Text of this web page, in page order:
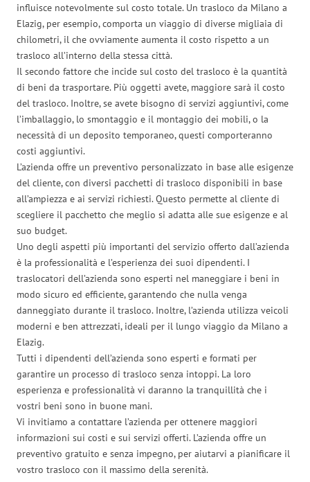
influisce notevolmente sul costo totale. Un trasloco da Milano a
Elazig, per esempio, comporta un viaggio di diverse migliaia di
chilometri, il che ovviamente aumenta il costo rispetto a un
trasloco all’interno della stessa città.
Il secondo fattore che incide sul costo del trasloco è la quantità
di beni da trasportare. Più oggetti avete, maggiore sarà il costo
del trasloco. Inoltre, se avete bisogno di servizi aggiuntivi, come
l’imballaggio, lo smontaggio e il montaggio dei mobili, o la
necessità di un deposito temporaneo, questi comporteranno
costi aggiuntivi.
L’azienda offre un preventivo personalizzato in base alle esigenze
del cliente, con diversi pacchetti di trasloco disponibili in base
all’ampiezza e ai servizi richiesti. Questo permette al cliente di
scegliere il pacchetto che meglio si adatta alle sue esigenze e al
suo budget.
Uno degli aspetti più importanti del servizio offerto dall’azienda
è la professionalità e l’esperienza dei suoi dipendenti. I
traslocatori dell’azienda sono esperti nel maneggiare i beni in
modo sicuro ed efficiente, garantendo che nulla venga
danneggiato durante il trasloco. Inoltre, l’azienda utilizza veicoli
moderni e ben attrezzati, ideali per il lungo viaggio da Milano a
Elazig.
Tutti i dipendenti dell’azienda sono esperti e formati per
garantire un processo di trasloco senza intoppi. La loro
esperienza e professionalità vi daranno la tranquillità che i
vostri beni sono in buone mani.
Vi invitiamo a contattare l’azienda per ottenere maggiori
informazioni sui costi e sui servizi offerti. L’azienda offre un
preventivo gratuito e senza impegno, per aiutarvi a pianificare il
vostro trasloco con il massimo della serenità.